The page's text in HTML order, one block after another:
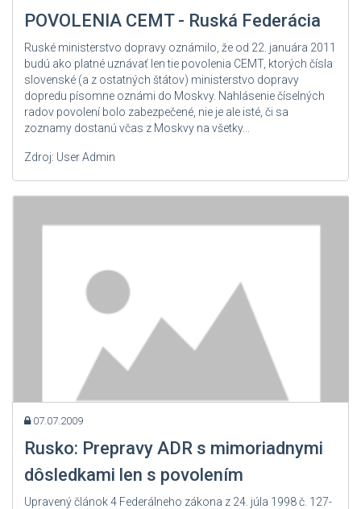
POVOLENIA CEMT - Ruská Federácia
Ruské ministerstvo dopravy oznámilo, že od 22. januára 2011
budú ako platné uznávať len tie povolenia CEMT, ktorých čísla
slovenské (a z ostatných štátov) ministerstvo dopravy
dopredu písomne oznámi do Moskvy. Nahlásenie číselných
radov povolení bolo zabezpečené, nie je ale isté, či sa
zoznamy dostanú včas z Moskvy na všetky...
Zdroj: User Admin
07.07.2009
Rusko: Prepravy ADR s mimoriadnymi
dôsledkami len s povolením
Upravený článok 4 Federálneho zákona z 24. júla 1998 č. 127-